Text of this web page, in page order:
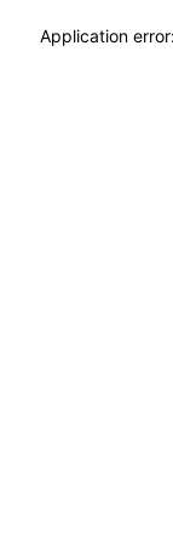
Application